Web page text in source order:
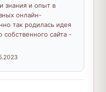
знания и опыт в
онлайн-
так родилась идея
собственного сайта -